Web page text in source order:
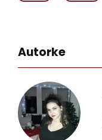
Autorke